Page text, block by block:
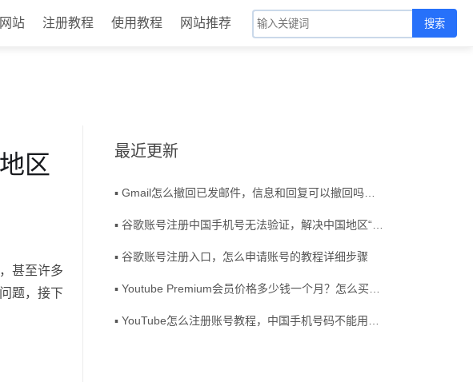
站 注册教程 使用教程 网站推荐 搜索
区
甚至许多
题，接下
最近更新
▪ 谷歌账号注册入口，怎么申请账号的教程详细步骤